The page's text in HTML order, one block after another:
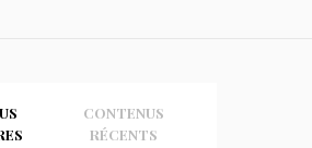
CONTENUS
RÉCENTS